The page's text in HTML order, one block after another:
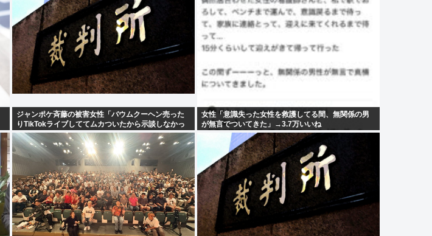
ジャンポケ斉藤の被害女性「バウムクーヘン売った
りTikTokライブしててムカついたから示談しなかっ
た」
女性「意識失った女性を救護してる間、無関係の男
が無言でついてきた」→3.7万いいね